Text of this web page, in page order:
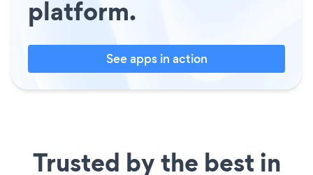
platform.
See apps in action
Trusted by the best in